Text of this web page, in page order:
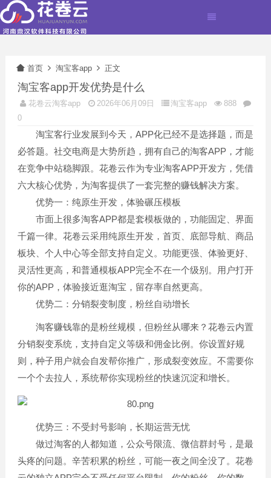
首页 淘宝客app 正文
淘宝客app开发优势是什么
花卷云淘客app 2026年06月09日 淘宝客app
888
0
淘宝客行业发展到今天，APP化已经不是选择题，而是
必答题。社交电商是大势所趋，拥有自己的淘客APP，才能
在竞争中站稳脚跟。花卷云作为专业淘客APP开发方，凭借
六大核心优势，为淘客提供了一套完整的赚钱解决方案。
优势一：纯原生开发，体验碾压模板
市面上很多淘客APP都是套模板做的，功能固定、界面
千篇一律。花卷云采用纯原生开发，首页、底部导航、商品
板块、个人中心等全部支持自定义。功能更强、体验更好、
灵活性更高，和普通模板APP完全不在一个级别。用户打开
你的APP，体验接近逛淘宝，留存率自然更高。
优势二：分销裂变制度，粉丝自动增长
淘客赚钱靠的是粉丝规模，但粉丝从哪来？花卷云内置
分销裂变系统，支持自定义等级和佣金比例。你设置好规
则，种子用户就会自发帮你推广，形成裂变效应。不需要你
一个个去拉人，系统帮你实现粉丝的快速沉淀和增长。
优势三：不受封号影响，长期运营无忧
做过淘客的人都知道，公众号限流、微信群封号，是最
头疼的问题。辛苦积累的粉丝，可能一夜之间全没了。花卷